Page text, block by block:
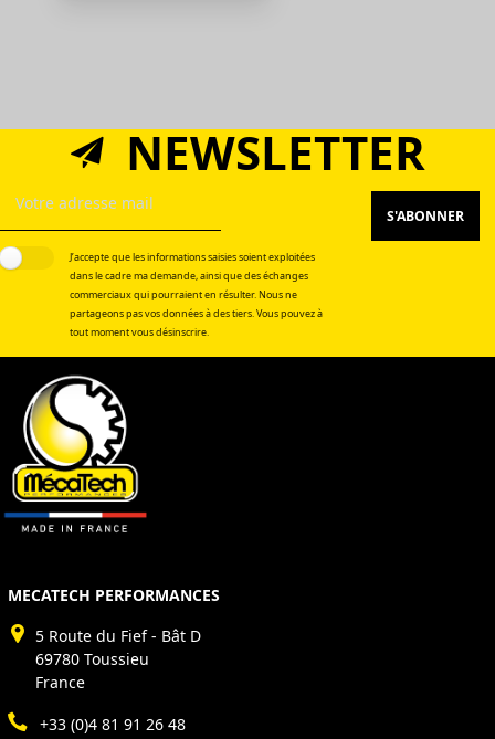
NEWSLETTER
J’accepte que les informations saisies soient exploitées
dans le cadre ma demande, ainsi que des échanges
commerciaux qui pourraient en résulter. Nous ne
partageons pas vos données à des tiers. Vous pouvez à
tout moment vous désinscrire.
S'ABONNER
MECATECH PERFORMANCES
5 Route du Fief - Bât D
69780 Toussieu
France
+33 (0)4 81 91 26 48